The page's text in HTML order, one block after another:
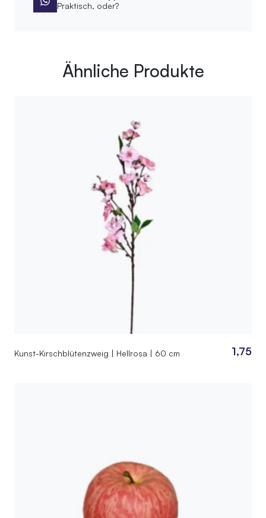
Praktisch, oder?
Ähnliche Produkte
Kunst-Kirschblütenzweig | Hellrosa | 60 cm 1,75